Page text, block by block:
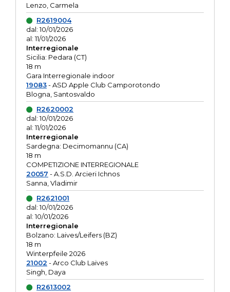
Lenzo, Carmela
R2619004
dal: 10/01/2026
al: 11/01/2026
Interregionale
Sicilia: Pedara (CT)
18 m
Gara Interregionale indoor
19083- ASD Apple Club Camporotondo
Blogna, Santosvaldo
R2620002
dal: 10/01/2026
al: 11/01/2026
Interregionale
Sardegna: Decimomannu (CA)
18 m
COMPETIZIONE INTERREGIONALE
20057 - A.S.D. Arcieri Ichnos
Sanna, Vladimir
R2621001
dal: 10/01/2026
al: 10/01/2026
Interregionale
Bolzano: Laives/Leifers (BZ)
18 m
Winterpfeile 2026
21002 - Arco Club Laives
Singh, Daya
R2613002